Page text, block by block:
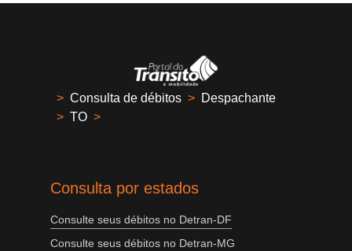
> Consulta de débitos > Despachante
> TO >
Consulta por estados
Consulte seus débitos no Detran-DF
Consulte seus débitos no Detran-MG